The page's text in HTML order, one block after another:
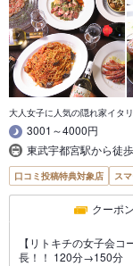
大人女子に人気の隠れ家イタ
3001～4000円
東武宇都宮駅から徒
口コミ投稿特典対象店 ス
クーポン
【リトキチの女子会
長！！ 120分→150分